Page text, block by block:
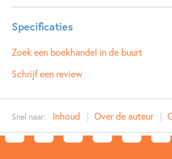
Dus gaat hij op onderzoek uit. Als hij
de kinderen gebeurd is, wordt hij bang,
Specificaties
Leeftijdsindicatie: 10 - 12 jaar
ISBN:
9789021671055
Auteur(s):
Mirjam Oldenhave
Prijs:
99
Zoek een boekhandel in de buurt
Schrijf een review
Snel naar: Inhoud Over de auteur